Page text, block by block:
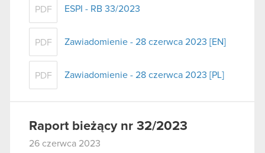
PDF ESPI - RB 33/2023
PDF Zawiadomienie - 28 czerwca 2023 [EN]
PDF Zawiadomienie - 28 czerwca 2023 [PL]
Raport bieżący nr 32/2023
26 czerwca 2023